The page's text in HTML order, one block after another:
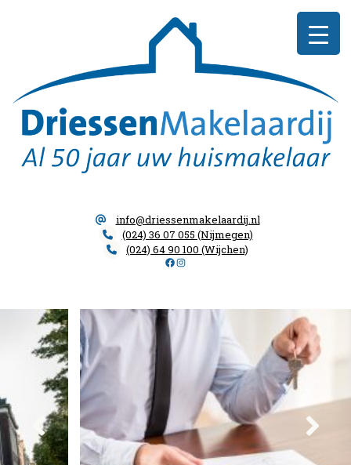
info@driessenmakelaardij.nl
(024) 36 07 055 (Nijmegen)
(024) 64 90 100 (Wijchen)
Facebook
Instagram
Driessen
Makelaardij